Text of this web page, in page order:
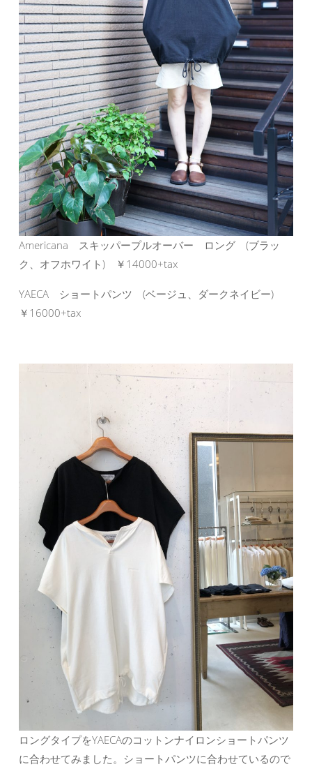
Americana スキッパープルオーバー ロング (ブラッ
ク、オフホワイト) ￥14000+tax
YAECA ショートパンツ (ベージュ、ダークネイビー)
￥16000+tax
ロングタイプをYAECAのコットンナイロンショートパンツ
に合わせてみました。ショートパンツに合わせているので